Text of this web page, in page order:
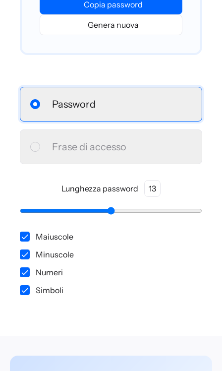
Copia password
Genera nuova
Password
Frase di accesso
Lunghezza password 13
Maiuscole
Minuscole
Numeri
Simboli